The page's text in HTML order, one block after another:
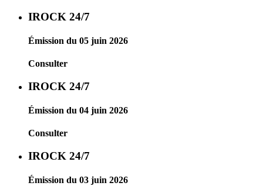
IROCK 24/7
Émission du 05 juin 2026
Consulter
IROCK 24/7
Émission du 04 juin 2026
Consulter
IROCK 24/7
Émission du 03 juin 2026